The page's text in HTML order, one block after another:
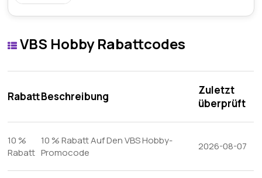
VBS Hobby Rabattcodes
RabattBeschreibung
Zuletzt
überprüft
10 %
Rabatt
10 % Rabatt Auf Den VBS Hobby-
Promocode
2026-08-07